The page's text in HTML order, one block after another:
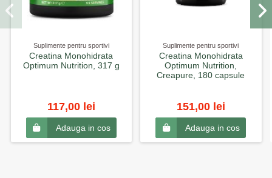
Suplimente pentru sportivi
Creatina Monohidrata
Optimum Nutrition, 317 g
117,00 lei
Adauga in cos
Suplimente pentru sportivi
Creatina Monohidrata
Optimum Nutrition,
Creapure, 180 capsule
151,00 lei
Adauga in cos